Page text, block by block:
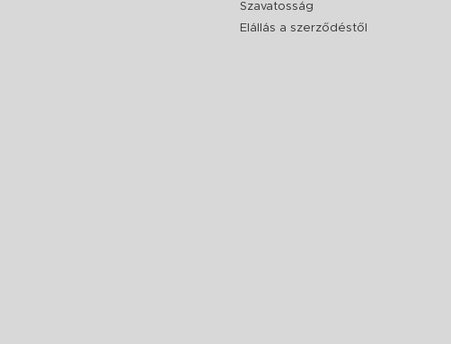
Szavatosság
Elállás a szerződéstől